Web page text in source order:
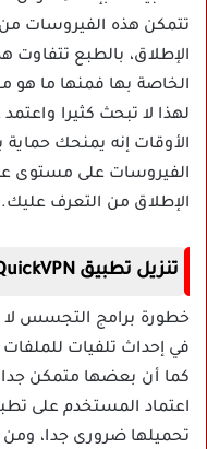
تتمكن هذه الفيروسات
الإطلاق، بالطبع تتفاوت
الخاصة بها فمنها ما هو
الفيروسات على مستوى
الإطلاق من التعرف عليك.
تنزيل تطبيق QuickVPN مهكر
خطورة برامج التجسس لا
في إحداث تلفيات
كما أن بعضها متمكن جدا
اعتماد المستخدم على
تحميلها ضرورى جدا،